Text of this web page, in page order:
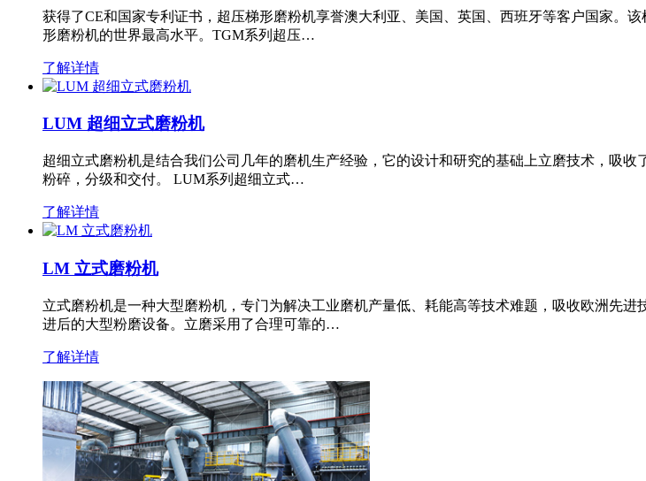
获得了CE和国家专利证书，超压梯形磨粉机享誉澳大利亚、美国、英国、西班牙等客户国家。
形磨粉机的世界最高水平。TGM系列超压…
了解详情
LUM 超细立式磨粉机
超细立式磨粉机是结合我们公司几年的磨机生产经验，它的设计和研究的基础上立磨技术，吸
粉碎，分级和交付。 LUM系列超细立式…
了解详情
LM 立式磨粉机
立式磨粉机是一种大型磨粉机，专门为解决工业磨机产量低、耗能高等技术难题，吸收欧洲先
进后的大型粉磨设备。立磨采用了合理可靠的…
了解详情